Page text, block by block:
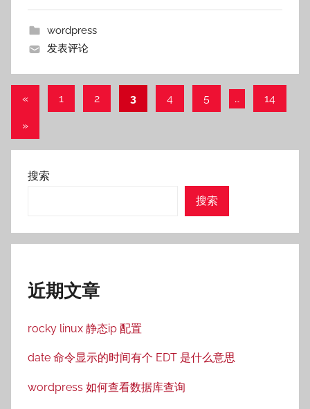
wordpress
发表评论
文
章
分
页
«上
组
章
1 2 3 4 5 … 14
下
文
»
搜索
搜索
近期文章
rocky linux 静态ip 配置
date 命令显示的时间有个 EDT 是什么意思
wordpress 如何查看数据库查询